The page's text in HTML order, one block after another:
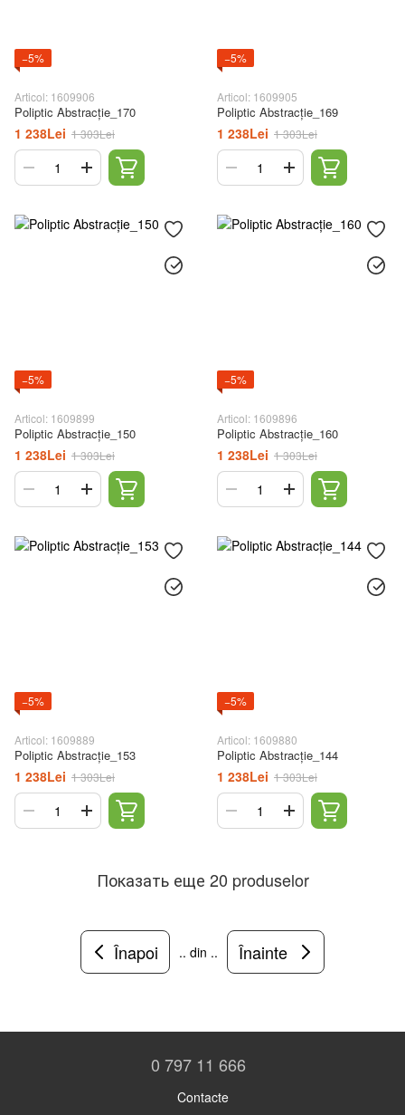
−5%
Articol: 1609906
Poliptic Abstracție_170
1 238Lei 1 303Lei
−5%
Articol: 1609905
Poliptic Abstracție_169
1 238Lei 1 303Lei
−5%
Articol: 1609899
Poliptic Abstracție_150
1 238Lei 1 303Lei
−5%
Articol: 1609896
Poliptic Abstracție_160
1 238Lei 1 303Lei
−5%
Articol: 1609889
Poliptic Abstracție_153
1 238Lei 1 303Lei
−5%
Articol: 1609880
Poliptic Abstracție_144
1 238Lei 1 303Lei
Показать еще 20 produselor
Înapoi .. din .. Înainte
0 797 11 666
Contacte